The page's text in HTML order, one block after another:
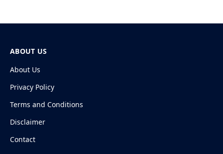
ABOUT US
About Us
Privacy Policy
Terms and Conditions
Disclaimer
Contact